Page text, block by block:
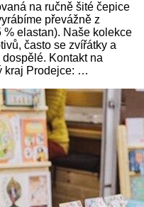
na ručně šité čepice
převážně z
% elastan). Naše kolekce
často se zvířátky a
Kontakt na
kraj Prodejce: …